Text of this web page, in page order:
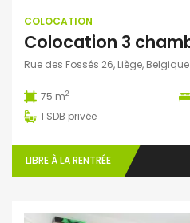
COLOCATION
Rue des Fossés 26, Liège, Belgique
75 m2
1 SDB privée
LIBRE À LA RENTRÉE